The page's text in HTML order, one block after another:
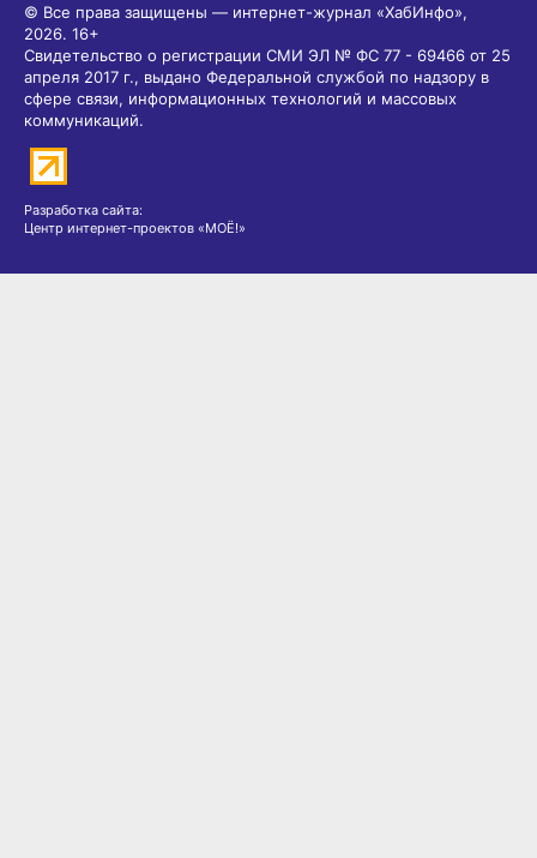
© Все права защищены — интернет-журнал «ХабИнфо»,
2026. 16+
Свидетельство о регистрации СМИ ЭЛ № ФС 77 - 69466 от 25
апреля 2017 г., выдано Федеральной службой по надзору в
сфере связи, информационных технологий и массовых
коммуникаций.
Разработка сайта:
Центр интернет-проектов «МОЁ!»